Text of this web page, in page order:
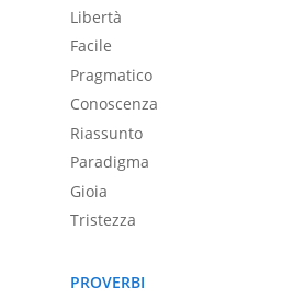
Libertà
Facile
Pragmatico
Conoscenza
Riassunto
Paradigma
Gioia
Tristezza
PROVERBI